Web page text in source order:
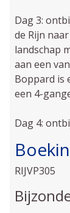
Dag 3:
de Rijn
landschap
aan een
Boppard is
een 4-
Dag 4:
RIJVP305